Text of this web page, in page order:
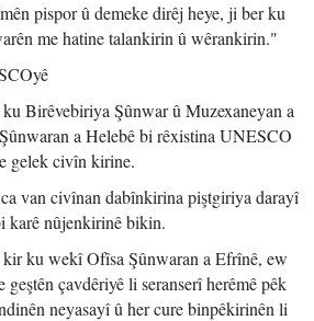
pispor û demeke dirêj heye, ji ber ku
me hatine talankirin û wêrankirin."
Birêvebiriya Şûnwar û Muzexaneyan a
a Helebê bi rêxistina UNESCO
gelek civîn kirine.
van civînan dabînkirina piştgiriya darayî
karê nûjenkirinê bikin.
ku wekî Ofîsa Şûnwaran a Efrînê, ew
çavdêriyê li seranserî herêmê pêk
neyasayî û her cure binpêkirinên li